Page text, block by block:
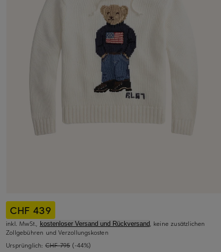
CHF 439
inkl. MwSt., kostenloser Versand und Rückversand, keine zusätzlichen
Zollgebühren und Verzollungskosten
Ursprünglich: CHF 795 (-44%)